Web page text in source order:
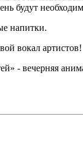
будут
напитки.
вокал артистов!
- вечерняя